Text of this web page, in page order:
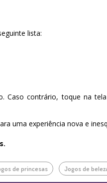
lista:
Caso contrário, toque na
uma experiência nova e
de princesas Jogos de